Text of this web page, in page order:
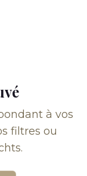
à vos
filtres ou